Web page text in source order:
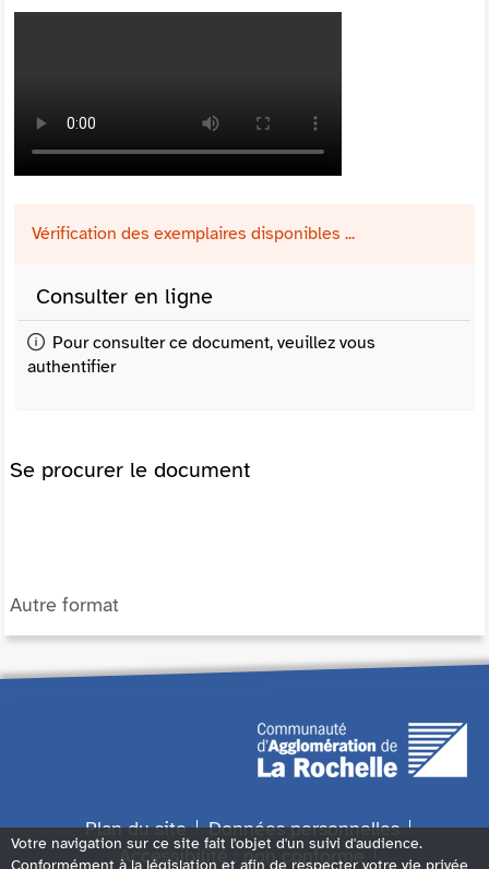
Vérification des exemplaires disponibles ...
Consulter en ligne
Pour consulter ce document, veuillez vous
authentifier
Se procurer le document
Autre format
Plan du site
Données personnelles
Accessibilité : non conforme
Votre navigation sur ce site fait l'objet d'un suivi d'audience.
Conformément à la législation et afin de respecter votre vie privée,